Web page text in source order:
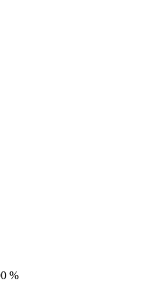
%